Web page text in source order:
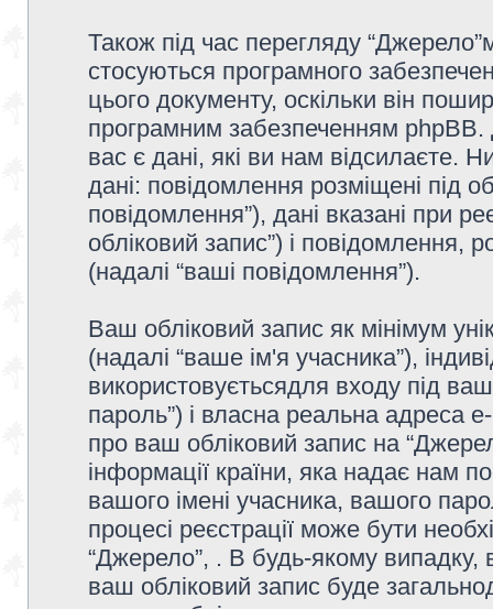
Також під час перегляду
стосуються програмного
цього документу, оскільки він
програмним забезпеченням
вас є дані, які ви нам відсилаєте.
дані: повідомлення розміщені під
повідомлення”), дані вказані при
обліковий запис”) і повідомлення,
(надалі “ваші повідомлення”).
Ваш обліковий запис як мінімум
(надалі “ваше ім'я учасника”),
використовуєтьсядля входу під
пароль”) і власна реальна адреса
про ваш обліковий запис на
інформації країни, яка надає нам
вашого імені учасника, вашого
процесі реєстрації може бути
“Джерело”, . В будь-якому
ваш обліковий запис буде